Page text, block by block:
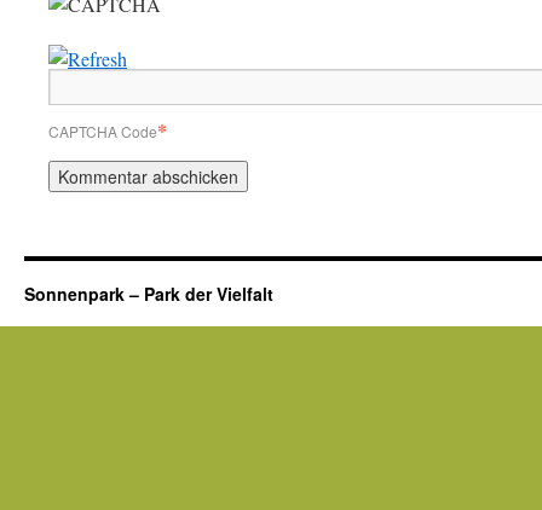
CAPTCHA Code*
Sonnenpark – Park der Vielfalt